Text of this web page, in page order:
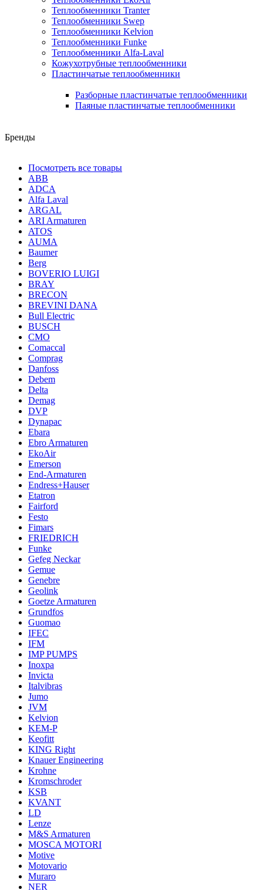
Теплообменники Tranter
Теплообменники Swep
Теплообменники Kelvion
Теплообменники Funke
Теплообменники Alfa-Laval
Кожухотрубные теплообменники
Пластинчатые теплообменники
Разборные пластинчатые теплообменники
Паяные пластинчатые теплообменники
Бренды
Посмотреть все товары
ABB
ADCA
Alfa Laval
ARGAL
ARI Armaturen
ATOS
AUMA
Baumer
Berg
BOVERIO LUIGI
BRAY
BRECON
BREVINI DANA
Bull Electric
BUSCH
CMO
Comaccal
Comprag
Danfoss
Debem
Delta
Demag
DVP
Dynapac
Ebara
Ebro Armaturen
EkoAir
Emerson
End-Armaturen
Endress+Hauser
Etatron
Fairford
Festo
Fimars
FRIEDRICH
Funke
Gefeg Neckar
Gemue
Genebre
Geolink
Goetze Armaturen
Grundfos
Guomao
IFEC
IFM
IMP PUMPS
Inoxpa
Invicta
Italvibras
Jumo
JVM
Kelvion
KEM-P
Keofitt
KING Right
Knauer Engineering
Krohne
Kromschroder
KSB
KVANT
LD
Lenze
M&S Armaturen
MOSCA MOTORI
Motive
Motovario
Muraro
NER